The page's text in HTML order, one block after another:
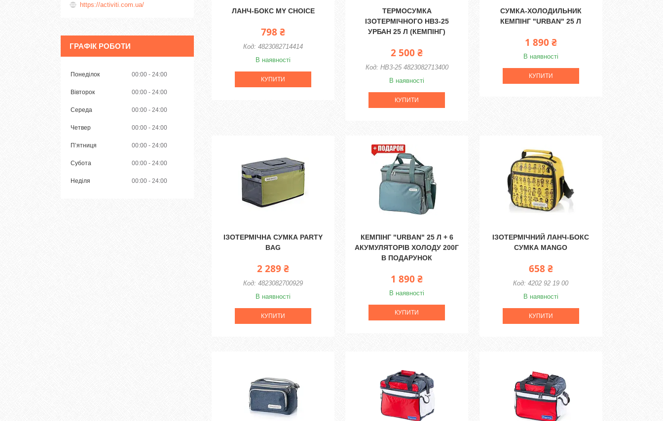
ЛАНЧ-БОКС MY CHOICE
798 ₴
4823082714414
В наявності
КУПИТИ
ТЕРМОСУМКА
ІЗОТЕРМІЧНОГО HB3-25
УРБАН 25 Л (КЕМПІНГ)
2 500 ₴
HB3-25 4823082713400
В наявності
КУПИТИ
СУМКА-ХОЛОДИЛЬНИК
КЕМПІНГ "URBAN" 25 Л
1 890 ₴
В наявності
КУПИТИ
ІЗОТЕРМІЧНА СУМКА PARTY
BAG
2 289 ₴
4823082700929
В наявності
КУПИТИ
КЕМПІНГ "URBAN" 25 Л + 6
АКУМУЛЯТОРІВ ХОЛОДУ 200Г
В ПОДАРУНОК
1 890 ₴
В наявності
КУПИТИ
ІЗОТЕРМІЧНИЙ ЛАНЧ-БОКС
СУМКА MANGO
658 ₴
4202 92 19 00
В наявності
КУПИТИ
https://activiti.com.ua/
ГРАФІК РОБОТИ
Понеділок 00:00 24:00
Вівторок 00:00 24:00
Середа 00:00 24:00
Четвер 00:00 24:00
Пʼятниця 00:00 24:00
Субота 00:00 24:00
Неділя 00:00 24:00